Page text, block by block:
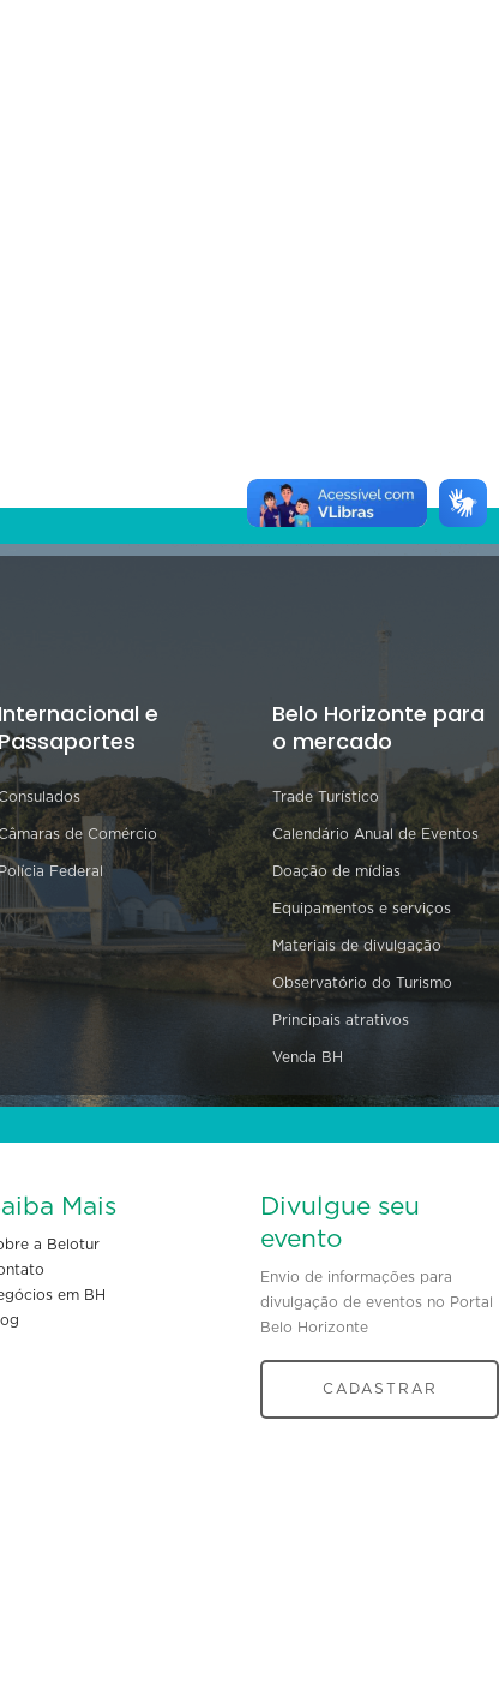
Internacional e
Passaportes
de Comércio
Polícia Federal
Belo Horizonte para
o mercado
Trade Turístico
Calendário Anual de Eventos
Doação de mídias
Equipamentos e serviços
Materiais de divulgação
Observatório do Turismo
Principais atrativos
Venda BH
Mais
a Belotur
em BH
Divulgue seu
evento
Envio de informações para
divulgação de eventos no Portal
Belo Horizonte
CADASTRAR